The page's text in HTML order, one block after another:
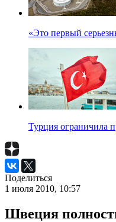
«Это первый
Турция ограничила
Поделиться
1 июля 2010, 10:57
Швеция